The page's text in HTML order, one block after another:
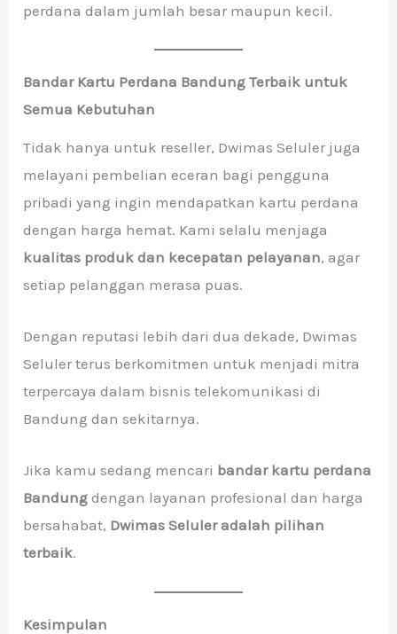
perdana dalam jumlah besar maupun kecil.
Bandar Kartu Perdana Bandung Terbaik untuk
Semua Kebutuhan
Tidak hanya untuk reseller, Dwimas Seluler juga
melayani pembelian eceran bagi pengguna
pribadi yang ingin mendapatkan kartu perdana
dengan harga hemat. Kami selalu menjaga
kualitas produk dan kecepatan pelayanan, agar
setiap pelanggan merasa puas.
Dengan reputasi lebih dari dua dekade, Dwimas
Seluler terus berkomitmen untuk menjadi mitra
terpercaya dalam bisnis telekomunikasi di
Bandung dan sekitarnya.
Jika kamu sedang mencari bandar kartu perdana
Bandung dengan layanan profesional dan harga
bersahabat, Dwimas Seluler adalah pilihan
terbaik.
Kesimpulan